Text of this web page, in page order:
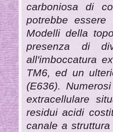
carboniosa di
potrebbe
Modelli della
presenza di
all'imboccatura
TM6, ed un
(E636).
extracellulare
residui acidi
canale a